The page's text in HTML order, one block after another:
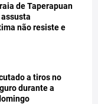
de Taperapuan
não resiste e
a tiros no
durante a